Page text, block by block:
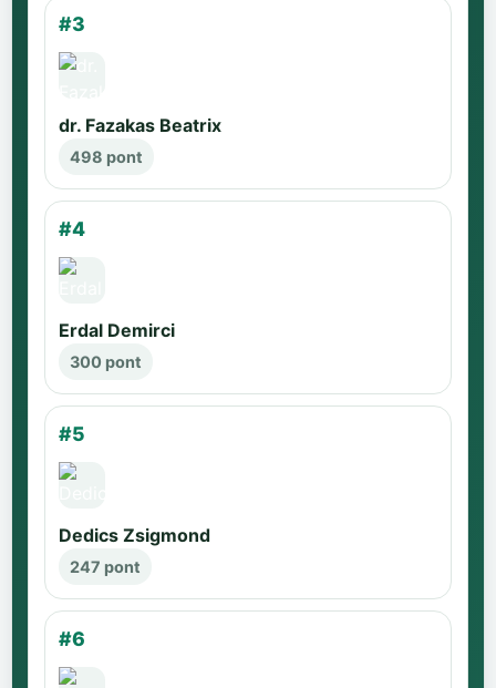
#3
dr. Fazakas Beatrix
498 pont
#4
Erdal Demirci
300 pont
#5
Dedics Zsigmond
247 pont
#6